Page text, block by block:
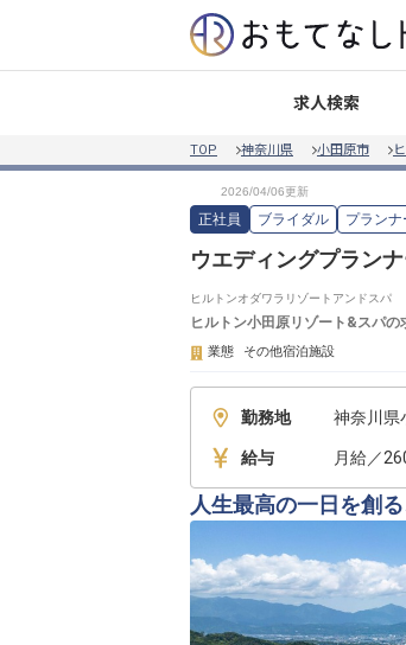
求人検索
TOP 神奈川県 小田原市
正社員 ブライダル プラン
ウエディングプラン
ヒルトンオダワラリゾートアンドスパ
ヒルトン小田原リゾート&スパの
業態 その他宿泊施設
勤務地 神奈川県
給与 月給／
人生最高の一日を創